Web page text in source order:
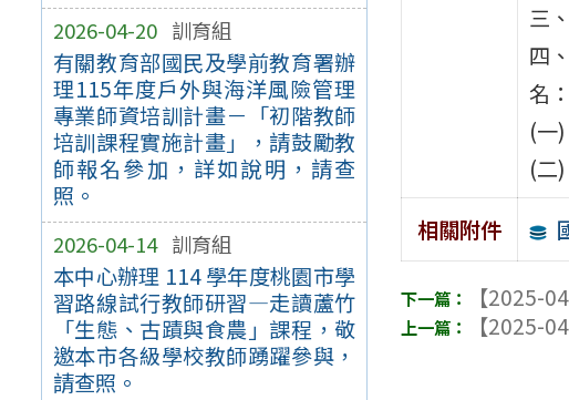
2026-04-20 訓育組
有關教育部國民及學前教育署辦
理115年度戶外與海洋風險管理
專業師資培訓計畫－「初階教師
培訓課程實施計畫」，請鼓勵教
師報名參加，詳如說明，請查
照。
2026-04-14 訓育組
本中心辦理 114 學年度桃園市學
習路線試行教師研習—走讀蘆竹
「生態、古蹟與食農」課程，敬
邀本市各級學校教師踴躍參與，
請查照。
三
四
名：
(一
(二
相關附件
【2025-
【2025-